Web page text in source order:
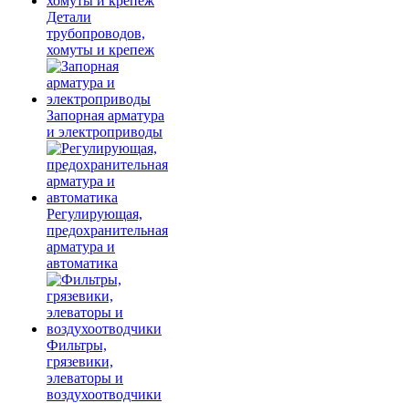
Детали
трубопроводов,
хомуты и крепеж
Запорная арматура
и электроприводы
Регулирующая,
предохранительная
арматура и
автоматика
Фильтры,
грязевики,
элеваторы и
воздухоотводчики